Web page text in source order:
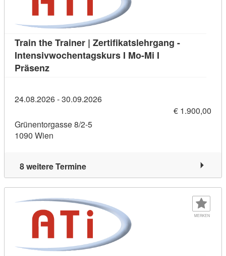
Train the Trainer | Zertifikatslehrgang -
Intensivwochentagskurs I Mo-Mi I
PräsenzKursdetail: Train the Trainer |
24.08.2026 - 30.09.2026
€ 1.900,00
Grünentorgasse 8/2-5
1090 Wien
8 weitere Termine
MERKEN